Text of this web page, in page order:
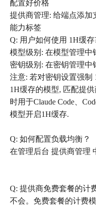
配置好价格
提供商管理: 给端点添加
能力标签
Q: 用户如何使用 1H缓存
模型级别: 在模型管理中
密钥级别: 在密钥管理中
注意: 若对密钥设置强制
1H缓存的模型, 匹配提
时用于Claude Code、
模型开启1H缓存.
Q: 如何配置负载均衡？
在管理后台 提供商管理
Q: 提供商免费套餐的计
不会。免费套餐的计费